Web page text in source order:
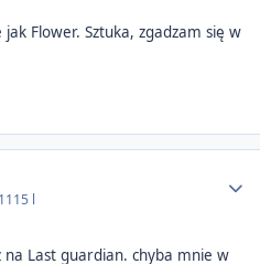
Flower. Sztuka, zgadzam się w
15 l
na Last guardian. chyba mnie w